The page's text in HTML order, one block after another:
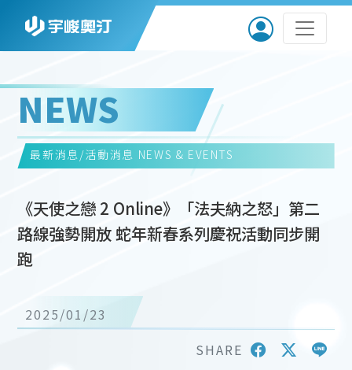
NEWS
最新消息/活動消息 NEWS & EVENTS
《天使之戀 2 Online》「法夫納之怒」第二
路線強勢開放 蛇年新春系列慶祝活動同步開
跑
2025/01/23
SHARE